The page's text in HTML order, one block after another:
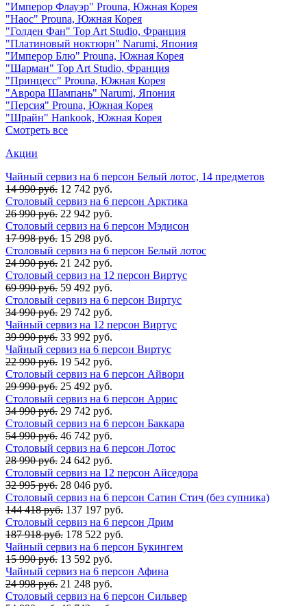
"Имперор Флауэр" Prouna, Южная Корея
"Наос" Prouna, Южная Корея
"Голден Фан" Top Art Studio, Франция
"Платиновый ноктюрн" Narumi, Япония
"Имперор Блю" Prouna, Южная Корея
"Шарман" Top Art Studio, Франция
"Принцесс" Prouna, Южная Корея
"Аврора Шампань" Narumi, Япония
"Персия" Prouna, Южная Корея
"Шрайн" Hankook, Южная Корея
Смотреть все
Акции
Чайный сервиз на 6 персон Белый лотос, 14 предметов
14 990 руб. 12 742 руб.
Столовый сервиз на 6 персон Арктика
26 990 руб. 22 942 руб.
Столовый сервиз на 6 персон Мэдисон
17 998 руб. 15 298 руб.
Столовый сервиз на 6 персон Белый лотос
24 990 руб. 21 242 руб.
Столовый сервиз на 12 персон Виртус
69 990 руб. 59 492 руб.
Столовый сервиз на 6 персон Виртус
34 990 руб. 29 742 руб.
Чайный сервиз на 12 персон Виртус
39 990 руб. 33 992 руб.
Чайный сервиз на 6 персон Виртус
22 990 руб. 19 542 руб.
Столовый сервиз на 6 персон Айвори
29 990 руб. 25 492 руб.
Столовый сервиз на 6 персон Аррис
34 990 руб. 29 742 руб.
Столовый сервиз на 6 персон Баккара
54 990 руб. 46 742 руб.
Столовый сервиз на 6 персон Лотос
28 990 руб. 24 642 руб.
Столовый сервиз на 12 персон Айседора
32 995 руб. 28 046 руб.
Столовый сервиз на 6 персон Сатин Стич (без супника)
144 418 руб. 137 197 руб.
Столовый сервиз на 6 персон Дрим
187 918 руб. 178 522 руб.
Чайный сервиз на 6 персон Букингем
15 990 руб. 13 592 руб.
Чайный сервиз на 6 персон Афина
24 998 руб. 21 248 руб.
Столовый сервиз на 6 персон Сильвер